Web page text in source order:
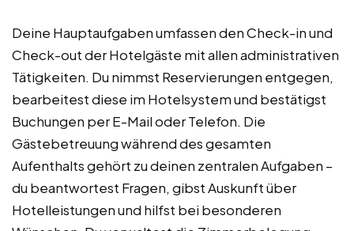
Deine Hauptaufgaben umfassen den Check-in und
Check-out der Hotelgäste mit allen administrativen
Tätigkeiten. Du nimmst Reservierungen entgegen,
bearbeitest diese im Hotelsystem und bestätigst
Buchungen per E-Mail oder Telefon. Die
Gästebetreuung während des gesamten
Aufenthalts gehört zu deinen zentralen Aufgaben –
du beantwortest Fragen, gibst Auskunft über
Hotelleistungen und hilfst bei besonderen